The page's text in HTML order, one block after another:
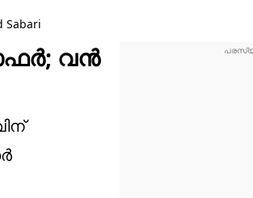
Sabari
ഓഫര്‍; വന്‍